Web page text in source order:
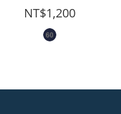
NT$1,200